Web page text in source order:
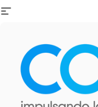
Navegación